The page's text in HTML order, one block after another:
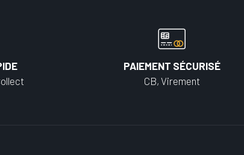
PAIEMENT SÉCURISÉ
CB, Virement